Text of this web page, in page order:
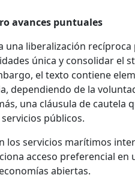
avances puntuales
una liberalización
única y consolidar el
el texto contiene
dependiendo de la
una cláusula de cautela
públicos.
los servicios marítimos
acceso preferencial
abiertas.